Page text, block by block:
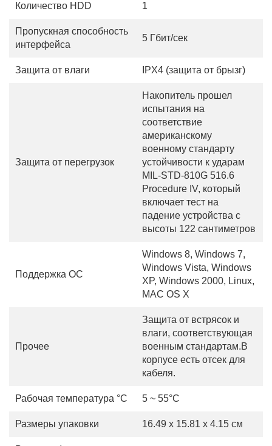
Количество HDD 1
Пропускная способность
интерфейса
5 Гбит/сек
Защита от влаги IPX4 (защита от брызг)
Защита от перегрузок
Накопитель прошел
испытания на
соответствие
американскому
военному стандарту
устойчивости к ударам
MIL-STD-810G 516.6
Procedure IV, который
включает тест на
падение устройства с
высоты 122 сантиметров
Поддержка ОС
Windows 8, Windows 7,
Windows Vista, Windows
XP, Windows 2000, Linux,
MAC OS X
Прочее
Защита от встрясок и
влаги, соответствующая
военным стандартам.В
корпусе есть отсек для
кабеля.
Рабочая температура °С 5 ~ 55°C
Размеры упаковки 16.49 x 15.81 x 4.15 см